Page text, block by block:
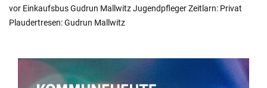
vor Einkaufsbus Gudrun Mallwitz Jugendpfleger Zeitlarn: Privat
Plaudertresen: Gudrun Mallwitz